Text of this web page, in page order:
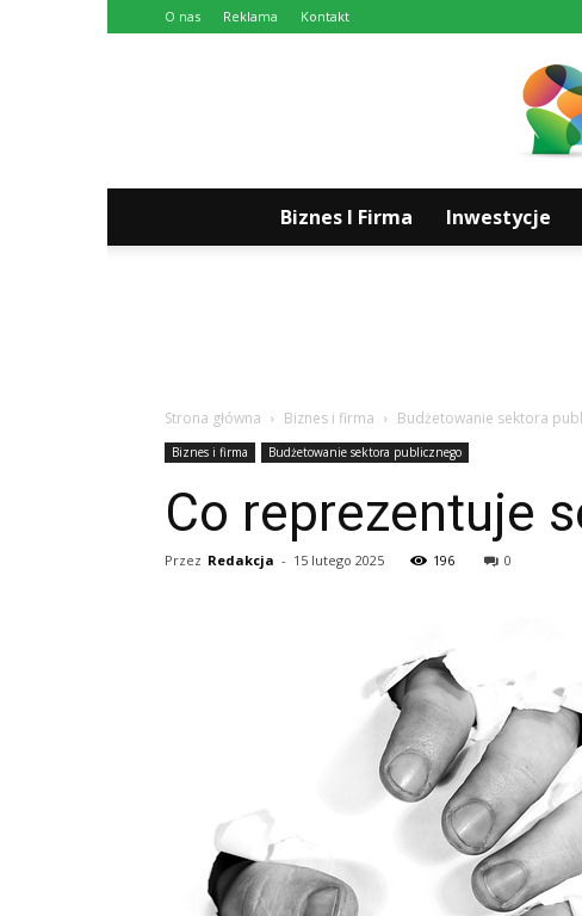
O nas Reklama Kontakt
Biznes I Firma Inwestycje
Strona główna Biznes i firma Budżetowanie sektora
Biznes i firma Budżetowanie sektora publicznego
Co reprezentuje
Przez Redakcja - 15 lutego 2025 196 0